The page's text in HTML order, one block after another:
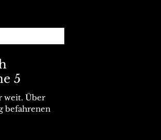
5
weit. Über
befahrenen